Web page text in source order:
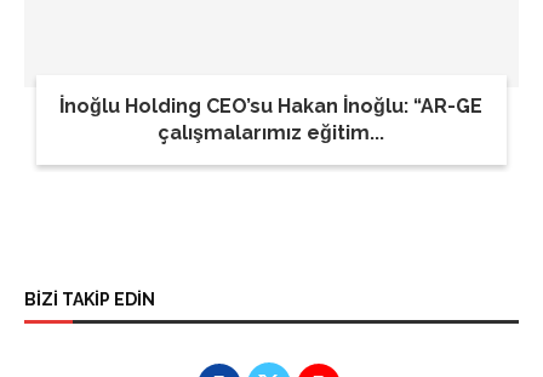
İnoğlu Holding CEO’su Hakan İnoğlu: “AR-GE
çalışmalarımız eğitim...
BİZİ TAKİP EDİN